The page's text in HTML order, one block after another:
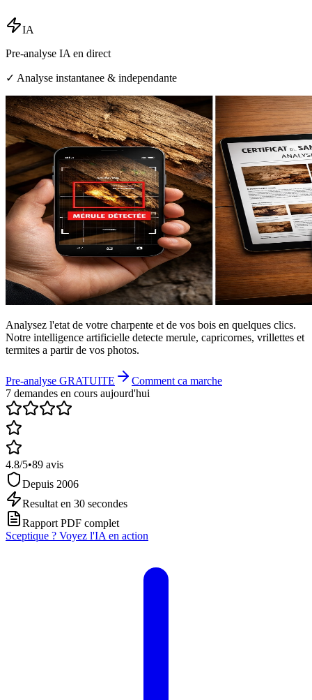
IA
Pre-analyse IA en direct
✓ Analyse instantanee & independante
Analysez l'etat de votre charpente et de vos bois en quelques clics.
Notre intelligence artificielle detecte merule, capricornes, vrillettes et
termites a partir de vos photos.
Pre-analyse GRATUITE
Comment ca marche
7 demandes en cours aujourd'hui
4.8/5•89 avis
Depuis 2006
Resultat en 30 secondes
Rapport PDF complet
Sceptique ? Voyez l'IA en action